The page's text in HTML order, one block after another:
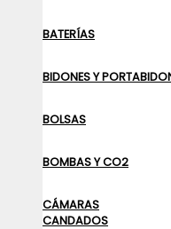
BATERÍAS
BIDONES Y
BOLSAS
BOMBAS Y CO2
CÁMARAS
CANDADOS